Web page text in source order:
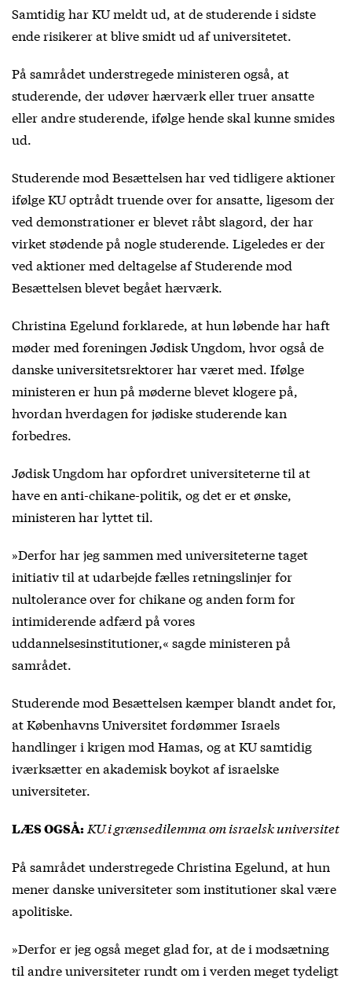
Samtidig har KU meldt ud, at de studerende i sidste
ende risikerer at blive smidt ud af universitetet.
På samrådet understregede ministeren også, at
studerende, der udøver hærværk eller truer ansatte
eller andre studerende, ifølge hende skal kunne smides
ud.
Studerende mod Besættelsen har ved tidligere aktioner
ifølge KU optrådt truende over for ansatte, ligesom der
ved demonstrationer er blevet råbt slagord, der har
virket stødende på nogle studerende. Ligeledes er der
ved aktioner med deltagelse af Studerende mod
Besættelsen blevet begået hærværk.
Christina Egelund forklarede, at hun løbende har haft
møder med foreningen Jødisk Ungdom, hvor også de
danske universitetsrektorer har været med. Ifølge
ministeren er hun på møderne blevet klogere på,
hvordan hverdagen for jødiske studerende kan
forbedres.
Jødisk Ungdom har opfordret universiteterne til at
have en anti-chikane-politik, og det er et ønske,
ministeren har lyttet til.
»Derfor har jeg sammen med universiteterne taget
initiativ til at udarbejde fælles retningslinjer for
nultolerance over for chikane og anden form for
intimiderende adfærd på vores
uddannelsesinstitutioner,« sagde ministeren på
samrådet.
Studerende mod Besættelsen kæmper blandt andet for,
at Københavns Universitet fordømmer Israels
handlinger i krigen mod Hamas, og at KU samtidig
iværksætter en akademisk boykot af israelske
universiteter.
LÆS OGSÅ: KU i grænsedilemma om israelsk universitet
På samrådet understregede Christina Egelund, at hun
mener danske universiteter som institutioner skal være
apolitiske.
»Derfor er jeg også meget glad for, at de i modsætning
til andre universiteter rundt om i verden meget tydeligt